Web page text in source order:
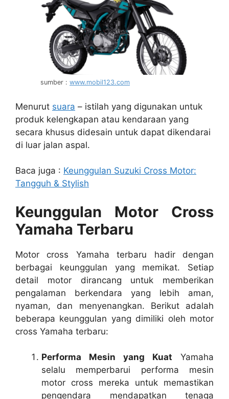
sumber : www.mobil123.com
Menurut suara – istilah yang digunakan untuk
produk kelengkapan atau kendaraan yang
secara khusus didesain untuk dapat dikendarai
di luar jalan aspal.
Baca juga : Keunggulan Suzuki Cross Motor:
Tangguh & Stylish
Keunggulan Motor Cross
Yamaha Terbaru
Motor cross Yamaha terbaru hadir dengan
berbagai keunggulan yang memikat. Setiap
detail motor dirancang untuk memberikan
pengalaman berkendara yang lebih aman,
nyaman, dan menyenangkan. Berikut adalah
beberapa keunggulan yang dimiliki oleh motor
cross Yamaha terbaru:
Performa Mesin yang Kuat Yamaha
selalu memperbarui performa mesin
motor cross mereka untuk memastikan
pengendara mendapatkan tenaga